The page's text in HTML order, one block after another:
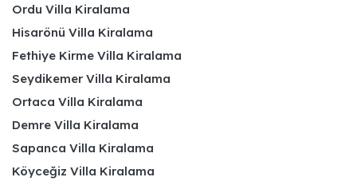
Ordu Villa Kiralama
Hisarönü Villa Kiralama
Fethiye Kirme Villa Kiralama
Seydikemer Villa Kiralama
Ortaca Villa Kiralama
Demre Villa Kiralama
Sapanca Villa Kiralama
Köyceğiz Villa Kiralama